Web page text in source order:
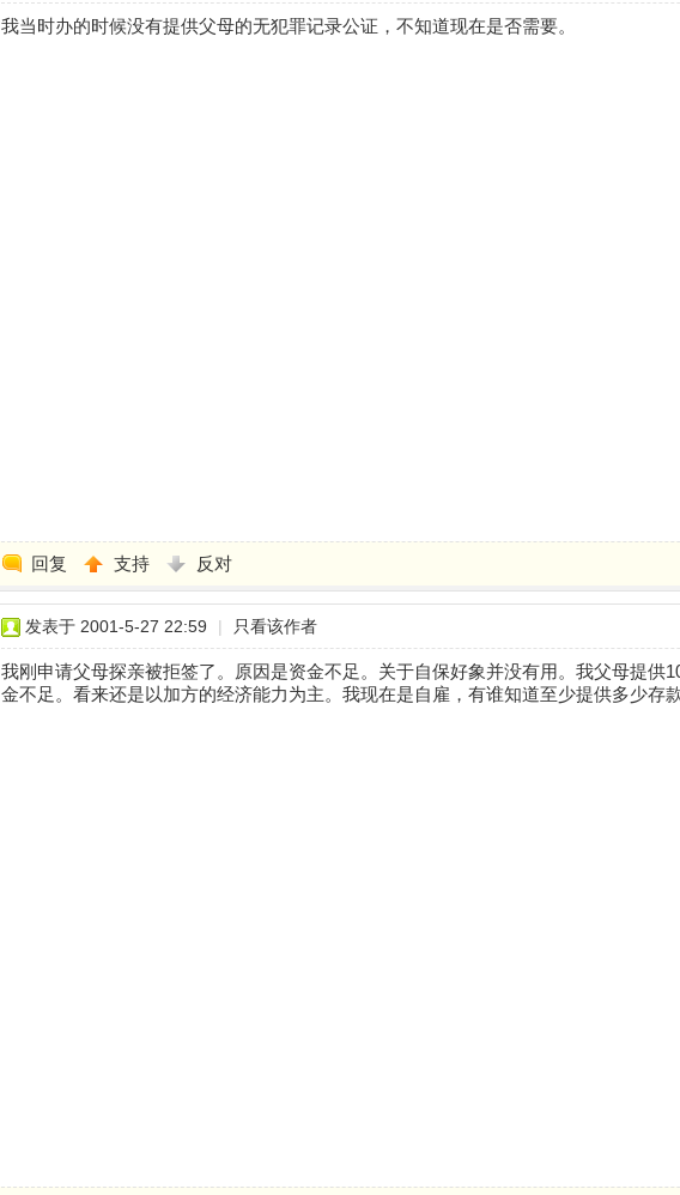
我当时办的时候没有提供父母的无犯罪记录公证，不知道现在是否需要。
回复 支持 反对
发表于 2001-5-27 22:59 | 只看该作者
我刚申请父母探亲被拒签了。原因是资金不足。关于自保好象并没有用。我父母提供
金不足。看来还是以加方的经济能力为主。我现在是自雇，有谁知道至少提供多少存